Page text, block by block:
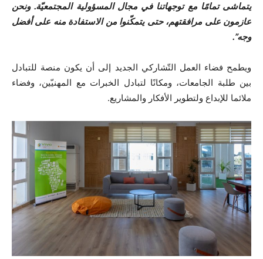
يتماشى تمامًا مع توجهاتنا في مجال المسؤولية المجتمعيّة. ونحن
عازمون على مرافقتهم، حتى يتمكّنوا من الاستفادة منه على أفضل
وجه”.
ويطمح فضاء العمل التّشاركي الجديد إلى أن يكون منصة للتبادل
بين طلبة الجامعات، ومكانًا لتبادل الخبرات مع المهنيّين، وفضاء
ملائما للإبداع ولتطوير الأفكار والمشاريع.